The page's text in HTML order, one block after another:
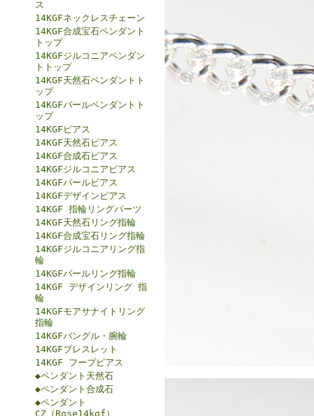
ス
14KGFネックレスチェーン
14KGF合成宝石ペンダント
トップ
14KGFジルコニアペンダン
トトップ
14KGF天然石ペンダントト
ップ
14KGFパールペンダントト
ップ
14KGFピアス
14KGF天然石ピアス
14KGF合成石ピアス
14KGFジルコニアピアス
14KGFパールピアス
14KGFデザインピアス
14KGF 指輪リングパーツ
14KGF天然石リング指輪
14KGF合成宝石リング指輪
14KGFジルコニアリング指
輪
14KGFパールリング指輪
14KGF デザインリング 指
輪
14KGFモアサナイトリング
指輪
14KGFバングル・腕輪
14KGFブレスレット
14KGF フープピアス
◆ペンダント天然石
◆ペンダント合成石
◆ペンダント
CZ（Rose14kgf）